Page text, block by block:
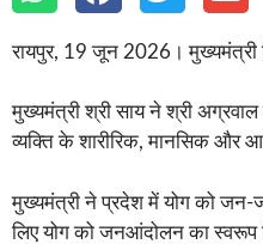
रायपुर, 19 जून 2026। मुख्यमंत्री
मुख्यमंत्री श्री साय ने श्री
व्यक्ति के शारीरिक, मानसिक और
मुख्यमंत्री ने प्रदेश में योग को जन-
लिए योग को जनआंदोलन का स्वरूप